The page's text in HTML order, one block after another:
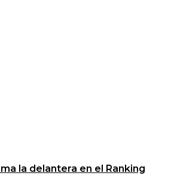
la delantera en el Ranking